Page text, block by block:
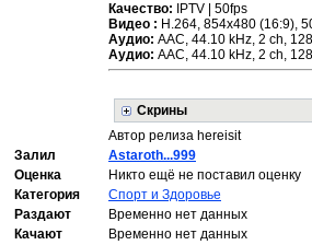
Качество:
IPTV | 50fps
Видео : H.264, 854х480 (16:9),
Аудио: ААС, 44.10 kHz, 2 ch,
Аудио: ААС, 44.10 kHz, 2 ch,
Скрины
Автор релиза hereisit
Залил
Astaroth...999
Оценка
Никто ещё не поставил оценку
Категория
Спорт и Здоровье
Раздают
Временно нет данных
Качают
Временно нет данных